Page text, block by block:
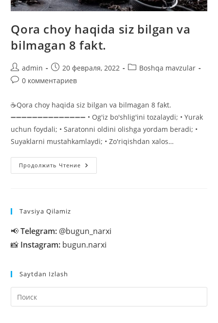
Qora choy haqida siz bilgan va
bilmagan 8 fakt.
Автор
записи:
admin
Запись
опубликована:
20 февраля, 2022
Рубрика
Boshqa mavzular
Комментарии
записи:
0 комментариев
☕️Qora choy haqida siz bilgan va bilmagan 8 fakt.
➖➖➖➖➖➖➖➖➖➖➖➖➖➖ • Og'iz bo'shlig'ini tozalaydi; • Yurak
uchun foydali; • Saratonni oldini olishga yordam beradi; •
Suyaklarni mustahkamlaydi; • Zo'riqishdan xalos…
Продолжить Чтение Qora
Choy
Tavsiya Qilamiz
📢Telegram: @bugun_narxi
📸 Instagram: bugun.narxi
Saytdan Izlash